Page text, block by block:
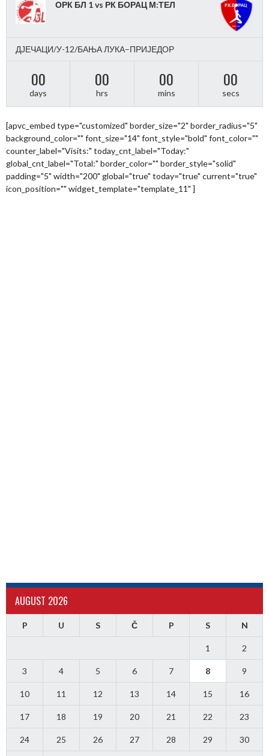
ОРК БЛ 1 vs РК БОРАЦ М:ТЕЛ
ДЈЕЧАЦИ/У-12/БАЊА ЛУКА–ПРИЈЕДОР
00
days
00
hrs
00
mins
00
secs
[apvc_embed type="customized" border_size="2" border_radius="5"
background_color="" font_size="14" font_style="bold" font_color=""
counter_label="Visits:" today_cnt_label="Today:"
global_cnt_label="Total:" border_color="" border_style="solid"
padding="5" width="200" global="true" today="true" current="true"
icon_position="" widget_template="template_11" ]
AUGUST 2026
P U S Č P S N
1 2
3 4 5 6 7 8 9
10 11 12 13 14 15 16
17 18 19 20 21 22 23
24 25 26 27 28 29 30